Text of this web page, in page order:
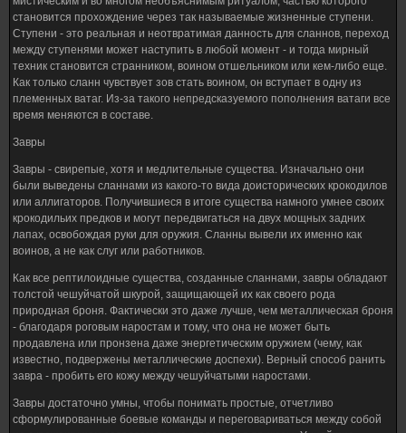
становится прохождение через так называемые жизненные ступени.
Ступени - это реальная и неотвратимая данность для сланнов, переход
между ступенями может наступить в любой момент - и тогда мирный
техник становится странником, воином отшельником или кем-либо еще.
Как только сланн чувствует зов стать воином, он вступает в одну из
племенных ватаг. Из-за такого непредсказуемого пополнения ватаги все
время меняются в составе.
Завры
Завры - свирепые, хотя и медлительные существа. Изначально они
были выведены сланнами из какого-то вида доисторических крокодилов
или аллигаторов. Получившиеся в итоге существа намного умнее своих
крокодильих предков и могут передвигаться на двух мощных задних
лапах, освобождая руки для оружия. Сланны вывели их именно как
воинов, а не как слуг или работников.
Как все рептилоидные существа, созданные сланнами, завры обладают
толстой чешуйчатой шкурой, защищающей их как своего рода
природная броня. Фактически это даже лучше, чем металлическая броня
- благодаря роговым наростам и тому, что она не может быть
продавлена или пронзена даже энергетическим оружием (чему, как
известно, подвержены металлические доспехи). Верный способ ранить
завра - пробить его кожу между чешуйчатыми наростами.
Завры достаточно умны, чтобы понимать простые, отчетливо
сформулированные боевые команды и переговариваться между собой